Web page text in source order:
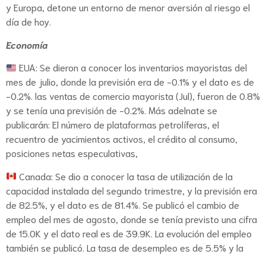
y Europa, detone un entorno de menor aversión al riesgo el
día de hoy.
Economía
EUA: Se dieron a conocer los inventarios mayoristas del
mes de julio, donde la previsión era de -0.1% y el dato es de
-0.2%. las ventas de comercio mayorista (Jul), fueron de 0.8%
y se tenía una previsión de -0.2%. Más adelnate se
publicarán: El número de plataformas petrolíferas, el
recuentro de yacimientos activos, el crédito al consumo,
posiciones netas especulativas,
Canada: Se dio a conocer la tasa de utilización de la
capacidad instalada del segundo trimestre, y la previsión era
de 82.5%, y el dato es de 81.4%. Se publicó el cambio de
empleo del mes de agosto, donde se tenía previsto una cifra
de 15.0K y el dato real es de 39.9K. La evolución del empleo
también se publicó. La tasa de desempleo es de 5.5% y la